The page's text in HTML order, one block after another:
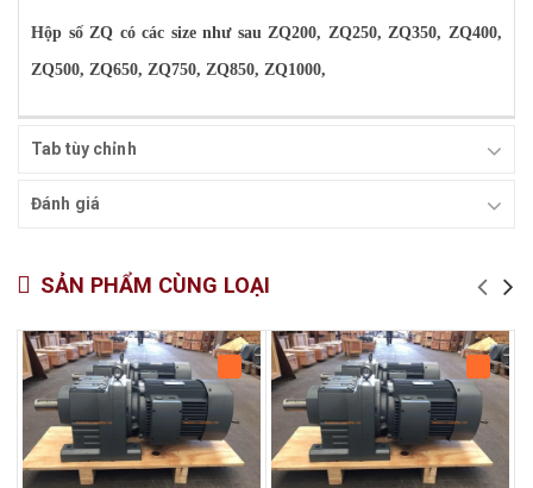
Hộp số ZQ có các size như sau ZQ200, ZQ250, ZQ350, ZQ400,
ZQ500, ZQ650, ZQ750, ZQ850, ZQ1000,
Tab tùy chỉnh
Đánh giá
SẢN PHẨM CÙNG LOẠI